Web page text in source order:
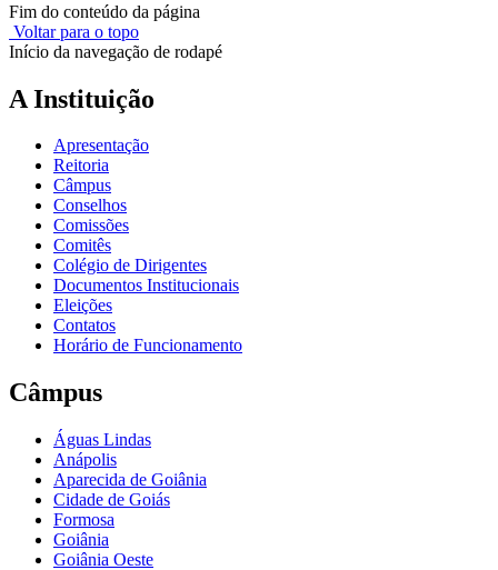
Fim do conteúdo da página
Voltar para o topo
Início da navegação de rodapé
A Instituição
Apresentação
Reitoria
Câmpus
Conselhos
Comissões
Comitês
Colégio de Dirigentes
Documentos Institucionais
Eleições
Contatos
Horário de Funcionamento
Câmpus
Águas Lindas
Anápolis
Aparecida de Goiânia
Cidade de Goiás
Formosa
Goiânia
Goiânia Oeste